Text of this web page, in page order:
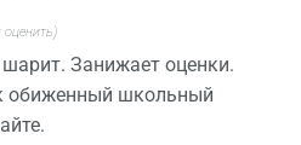
оценить)
Занижает оценки.
обиженный школьный